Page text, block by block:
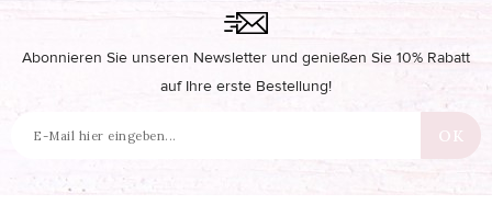
Abonnieren Sie unseren Newsletter und genießen Sie 10% Rabatt
auf Ihre erste Bestellung!